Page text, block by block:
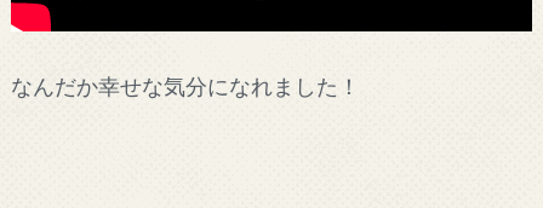
なんだか幸せな気分になれました！